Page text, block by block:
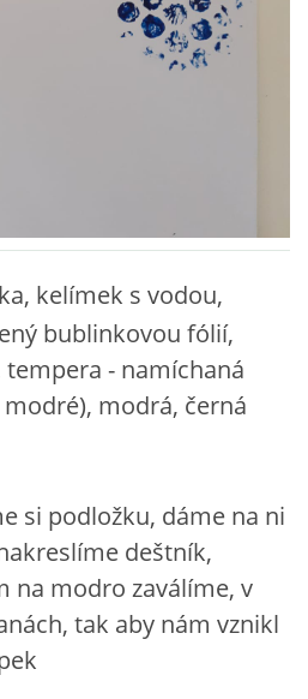
kelímek s vodou,
bublinkovou fólií,
- namíchaná
modrá, černá
si podložku, dáme na ni
deštník,
na modro zaválíme, v
tak aby nám vznikl